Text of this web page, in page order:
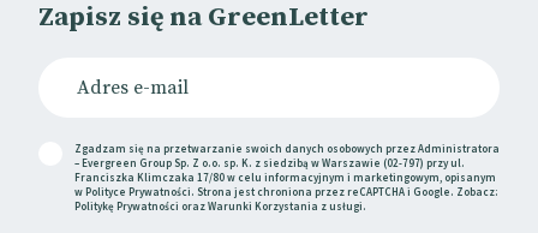
modelach językowych.
Doritos inspiruje się porno
Zapisz się na GreenLetter
Zgadzam się na przetwarzanie swoich danych osobowych przez Administratora
– Evergreen Group Sp. Z o.o. sp. K. z siedzibą w Warszawie (02-797) przy ul.
Franciszka Klimczaka 17/80 w celu informacyjnym i marketingowym, opisanym
wPolityce Prywatności. Strona jest chroniona przez reCAPTCHA i Google. Zobacz:
Politykę Prywatności orazWarunki Korzystania z usługi.